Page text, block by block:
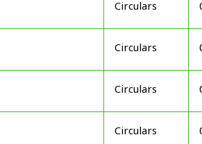
Circulars
Circulars
Circulars
Circulars